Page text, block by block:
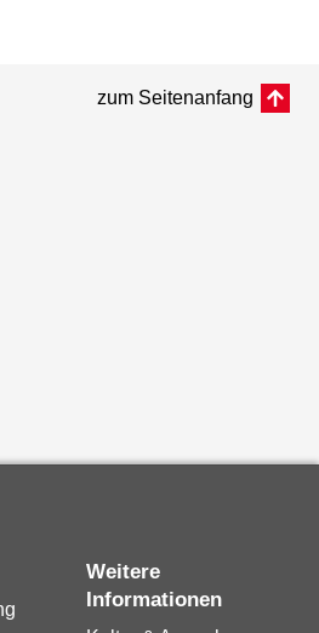
zum Seitenanfang
Weitere
Informationen